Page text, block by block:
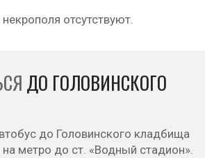
отсутствуют.
ДО ГОЛОВИНСКОГО
до Головинского кладбища
метро до ст. «Водный стадион».